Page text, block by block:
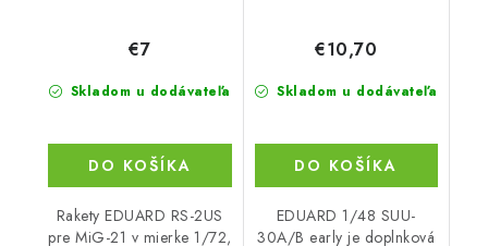
Skladom u dodávateľa
€7
DO KOŠÍKA
Rakety EDUARD RS-2US
pre MiG-21 v mierke 1/72,
Skladom u dodávateľa
€10,70
DO KOŠÍKA
EDUARD 1/48 SUU-
30A/B early je doplnková